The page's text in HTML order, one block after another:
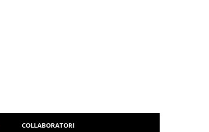
COLLABORATORI